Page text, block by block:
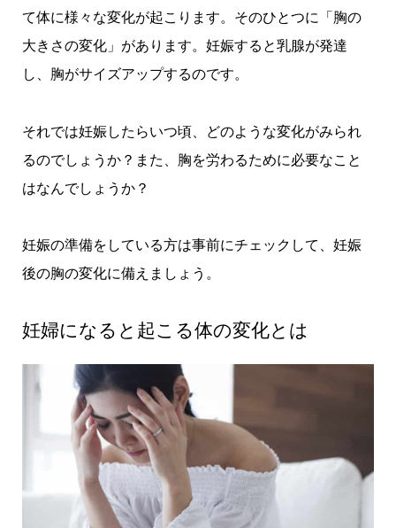
て体に様々な変化が起こります。そのひとつに「胸の
大きさの変化」があります。妊娠すると乳腺が発達
し、胸がサイズアップするのです。
それでは妊娠したらいつ頃、どのような変化がみられ
るのでしょうか？また、胸を労わるために必要なこと
はなんでしょうか？
妊娠の準備をしている方は事前にチェックして、妊娠
後の胸の変化に備えましょう。
妊婦になると起こる体の変化とは